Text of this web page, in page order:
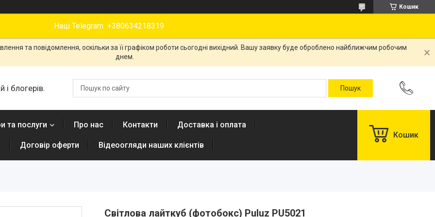
Кошик
Наш Telegram +380634218319
та повідомлення, оскільки за її графіком роботи сьогодні вихідний. Вашу заявку буде оброблено найближчим робочим
днем.
блогерів.
та послуги Про нас Контакти Доставка і оплата
Договір оферти Відеоогляди наших клієнтів
Кошик
Світлова лайткуб (фотобокс) Puluz PU5021